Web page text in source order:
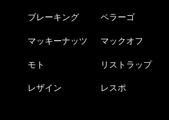
ブレーキング ペラーゴ
マッキーナッツ マックオフ
モト リストラップ
レザイン レスポ